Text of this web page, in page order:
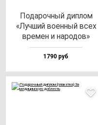
Пода­роч­ный дип­лом
«Луч­ший во­ен­ный всех
вре­мен и на­ро­дов»
1790 руб